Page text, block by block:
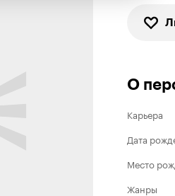
О
Карьера
Дата
Место
Жанры